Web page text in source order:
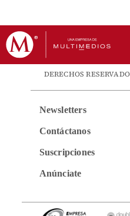
DERECHOS
Newsletters
Contáctanos
Suscripciones
Anúnciate